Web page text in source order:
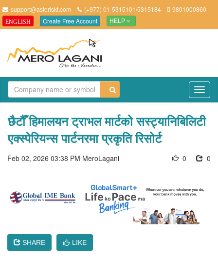
support@asteriskt.com (+977) 01-5315101/5315184 9801000860
ENGLISH Create Free Account HELP
छैटौँ हिमालयन ट्राभल मार्टको सस्ट्यानिबिलिटी
एक्स्पेरियन्स पार्टनरमा प्रकृति रिसोर्ट
Feb 02, 2026 03:38 PM MeroLagani 0
0
SHARE LIKE